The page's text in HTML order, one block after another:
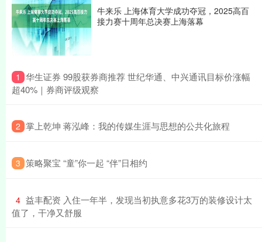
牛来乐 上海体育大学成功夺冠，2025高百
接力赛十周年总决赛上海落幕
1 ​华生证券 99股获券商推荐 世纪华通、中兴通讯目标价涨幅
超40%｜券商评级观察
2 ​掌上乾坤 蒋泓峰：我的传媒生涯与思想的公共化旅程
3 ​策略聚宝 “童”你一起 “伴”日相约
4 ​益丰配资 入住一年半，发现当初执意多花3万的装修设计太
值了，干净又舒服